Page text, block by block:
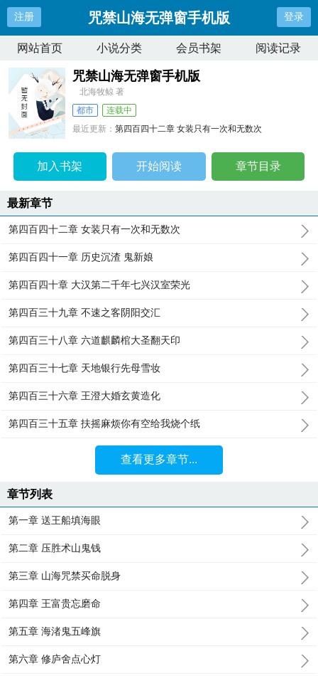
注册 咒禁山海无弹窗手机版 登录
网站首页 小说分类 会员书架 阅读记录
咒禁山海无弹窗手机版
北海牧鲸 著
都市
连载中
最近更新：第四百四十二章 女装只有一次和无数次
加入书架 开始阅读 章节目录
最新章节
第四百四十二章 女装只有一次和无数次
第四百四十一章 历史沉渣 鬼新娘
第四百四十章 大汉第二千年七兴汉室荣光
第四百三十九章 不速之客阴阳交汇
第四百三十八章 六道麒麟棺大圣翻天印
第四百三十七章 天地银行先母雪妆
第四百三十六章 王澄大婚玄黄造化
第四百三十五章 扶摇麻烦你有空给我烧个纸
查看更多章节...
章节列表
第一章 送王船填海眼
第二章 压胜术山鬼钱
第三章 山海咒禁买命脱身
第四章 王富贵忘磨命
第五章 海渚鬼五峰旗
第六章 修庐舍点心灯